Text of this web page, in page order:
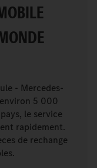
- Mercedes-
5 000
le service
rapidement.
de rechange